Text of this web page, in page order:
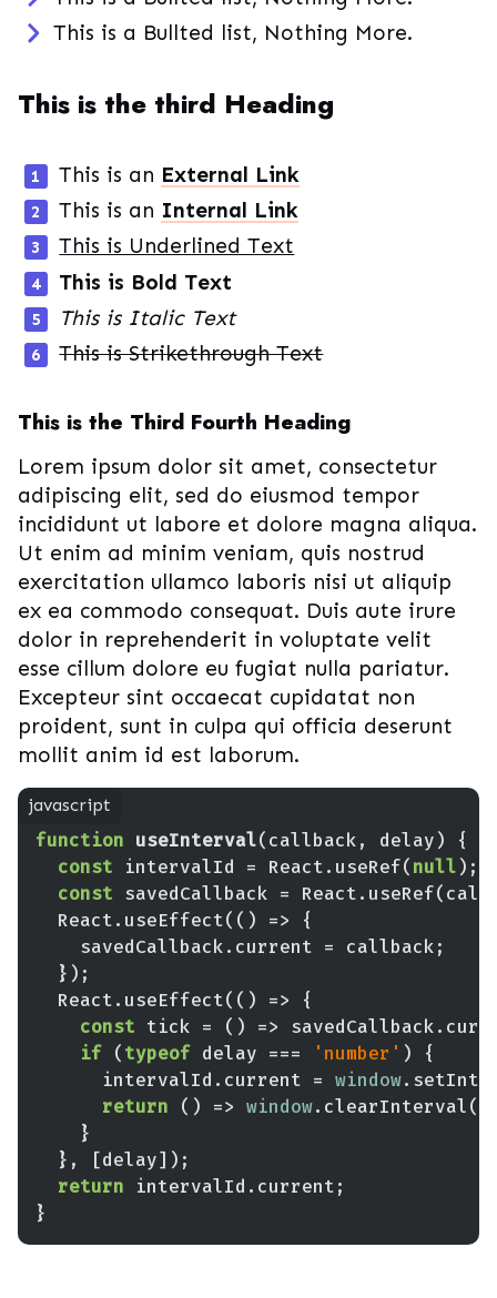
This is a Bullted list, Nothing More.
This is the third Heading
This is an External Link
This is an Internal Link
This is Underlined Text
This is Bold Text
This is Italic Text
This is Strikethrough Text
This is the Third Fourth Heading
Lorem ipsum dolor sit amet, consectetur
adipiscing elit, sed do eiusmod tempor
incididunt ut labore et dolore magna aliqua.
Ut enim ad minim veniam, quis nostrud
exercitation ullamco laboris nisi ut aliquip
ex ea commodo consequat. Duis aute irure
dolor in reprehenderit in voluptate velit
esse cillum dolore eu fugiat nulla pariatur.
Excepteur sint occaecat cupidatat non
proident, sunt in culpa qui officia deserunt
mollit anim id est laborum.
function useInterval( callback, delay )
const intervalId = React.useRef( null
const
  React.useEffect(
() =>
  React.useEffect(
() =>
const tick =
() =>
if ( typeof delay === 'number'
      intervalId.current =
window
return
() =>
window
return